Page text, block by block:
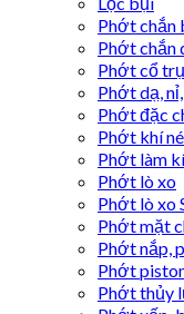
Phớt chắn
Phớt chắn
Phớt cổ
Phớt dạ,
Phớt đặc
Phớt khí
Phớt làm
Phớt lò xo
Phớt lò xo
Phớt mặt
Phớt nắp,
Phớt
Phớt thủy